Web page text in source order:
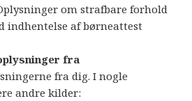
om strafbare forhold
indhentelse af børneattest
fra
fra dig. I nogle
andre kilder: